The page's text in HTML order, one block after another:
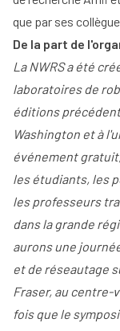
que par ses
De la part de
La NWRS a été
laboratoires de
éditions
Washington et à
événement
les étudiants, les
les professeurs
dans la grande
aurons une
et de réseautage
Fraser, au centre-
fois que le